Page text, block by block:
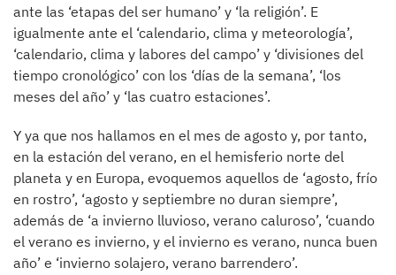
ante las ‘etapas del ser humano’ y ‘la religión’. E
igualmente ante el ‘calendario, clima y meteorología’,
‘calendario, clima y labores del campo’ y ‘divisiones del
tiempo cronológico’ con los ‘días de la semana’, ‘los
meses del año’ y ‘las cuatro estaciones’.
Y ya que nos hallamos en el mes de agosto y, por tanto,
en la estación del verano, en el hemisferio norte del
planeta y en Europa, evoquemos aquellos de ‘agosto, frío
en rostro’, ‘agosto y septiembre no duran siempre’,
además de ‘a invierno lluvioso, verano caluroso’, ‘cuando
el verano es invierno, y el invierno es verano, nunca buen
año’ e ‘invierno solajero, verano barrendero’.